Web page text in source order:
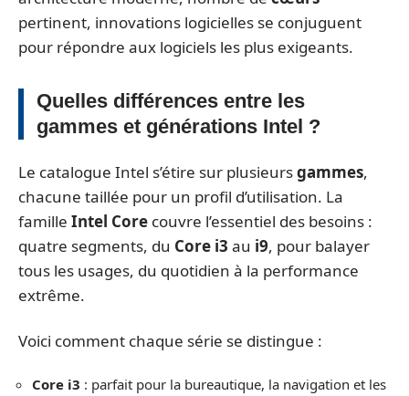
pertinent, innovations logicielles se conjuguent
pour répondre aux logiciels les plus exigeants.
Quelles différences entre les
gammes et générations Intel ?
Le catalogue Intel s’étire sur plusieursgammes,
chacune taillée pour un profil d’utilisation. La
famille Intel Core couvre l’essentiel des besoins :
quatre segments, du Core i3 au i9, pour balayer
tous les usages, du quotidien à la performance
extrême.
Voici comment chaque série se distingue :
Core i3 : parfait pour la bureautique, la navigation et les